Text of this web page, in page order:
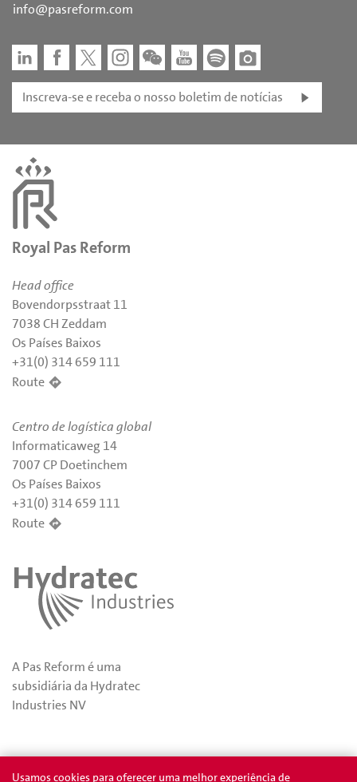
info@pasreform.com
Inscreva-se e receba o nosso boletim de notícias
Royal Pas Reform
Head office
Bovendorpsstraat 11
7038 CH Zeddam
Os Países Baixos
+31(0) 314 659 111
Route
Centro de logística global
Informaticaweg 14
7007 CP Doetinchem
Os Países Baixos
+31(0) 314 659 111
Route
A Pas Reform é uma
subsidiária da Hydratec
Industries NV
Privacidade Prêmios
Usamos cookies para oferecer uma melhor experiência de